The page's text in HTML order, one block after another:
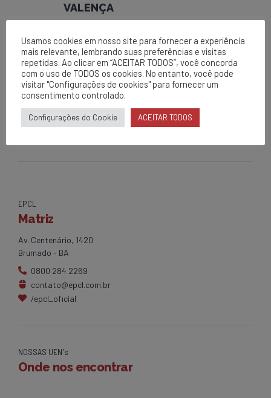
VALENÇA
NEXT
SEGUNDA + SEGURA UEN 10-
BRUMADO
EPCL
Matriz
Av. Centenário, 1420
Brumado - BA
0800 284 2269
contato@epcl.com.br
/epcl_oficial
NOSSAS UEN's
Onde nos encontrar
Usamos cookies em nosso site para fornecer a experiência
mais relevante, lembrando suas preferências e visitas
repetidas. Ao clicar em “ACEITAR TODOS”, você concorda
com o uso de TODOS os cookies. No entanto, você pode
visitar "Configurações de cookies" para fornecer um
consentimento controlado.
Configurações do Cookie ACEITAR TODOS